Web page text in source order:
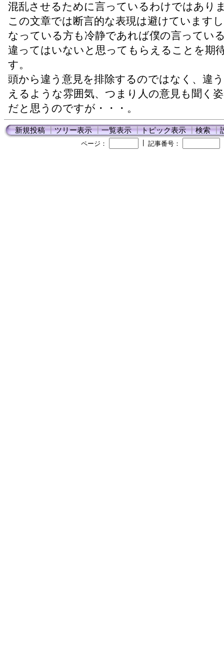
混乱させるために言っているわけではあり
この文章では断言的な表現は避けています
なっている方も冷静であれば僕の言ってい
違ってはいないと思ってもらえることを期
す。
頭から違う意見を排除するのではなく、違
えるような雰囲気、つまり人の意見も聞く
だと思うのですが・・・。
新規投稿┃ツリー表示┃一覧表示┃トピック表示┃検索┃
ページ： 記事番号：